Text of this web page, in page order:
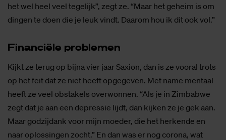
het wel heel veel tegelijk”, zegt ze. “Maar het geheim is om
dingen te doen die je leuk vindt. Daarom hou ik dit ook vol.”
Fi­nan­ci­ë­le pro­ble­men
Kijkt ze terug op bijna vier jaar Saxion, dan is ze vooral trots
op het feit dat ze niet heeft opgegeven. Met name mentaal
heeft ze veel obstakels overwonnen. “Als je in Zimbabwe
zegt dat je aan een depressie lijdt, dan kijken ze je gek aan.
Maar godzijdank voor mijn moeder, die het herkende en
naar oplossingen zocht.” En dan was er nog corona, wat